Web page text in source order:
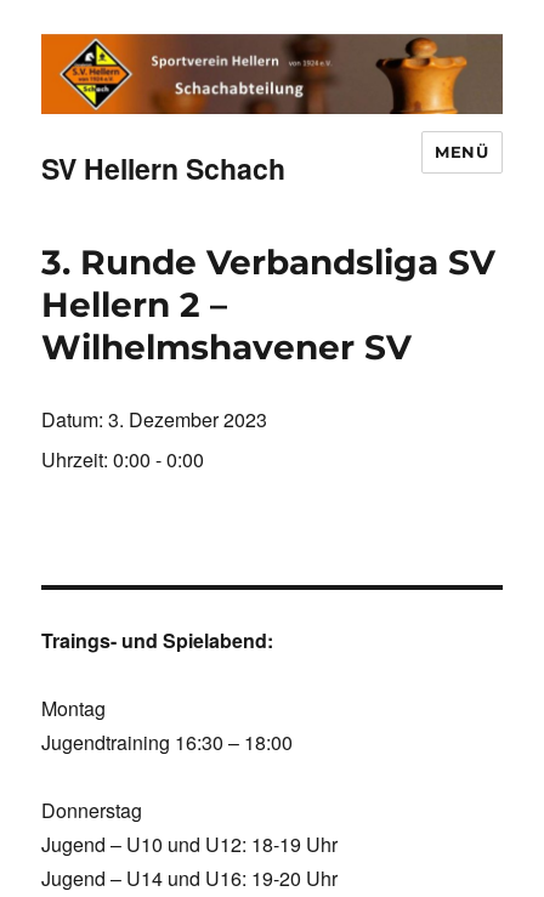
SV Hellern Schach MENÜ
3. Runde Verbandsliga SV
Hellern 2 –
Wilhelmshavener SV
Datum:3. Dezember 2023
Uhrzeit:0:00 - 0:00
Traings- und Spielabend:
Montag
Jugendtraining 16:30 – 18:00
Donnerstag
Jugend – U10 und U12: 18-19 Uhr
Jugend – U14 und U16: 19-20 Uhr